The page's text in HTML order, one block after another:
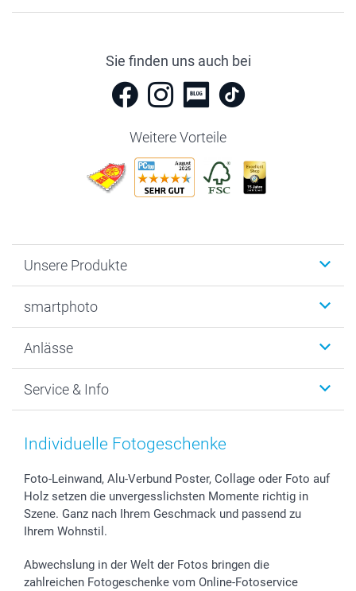
Sie finden uns auch bei
Weitere Vorteile
Unsere Produkte
Fotogeschenke
MyNameBook
Fotoabzüge, Fotos als Buch & Poster
Zubehör & Material
Foto-Kalender & Agenden
Sticker & Etiketten
Geschenk-Gutscheine (PDF)
smartphoto
Warum smartphoto
Datenschutz
AGB
Presse
Partnerprogramme
Investor Relations
B2B smartbusiness
Widerrufsrecht
Anlässe
Neujahr
Muttertag
Kommunion & Konfirmation
Hochzeit
Geburtstag
Geburt
Zu allen Anlässen
Service & Info
Preise und Versandkosten
48h Lieferung
Zahlungsmöglichkeiten
Anmelden /Registrieren
Sitemap
Status der Bestellung
smartfriends
Individuelle Fotogeschenke
Foto-Leinwand, Alu-Verbund Poster, Collage oder Foto auf
Holz setzen die unvergesslichsten Momente richtig in
Szene. Ganz nach Ihrem Geschmack und passend zu
Ihrem Wohnstil.
Abwechslung in der Welt der Fotos bringen die
zahlreichen Fotogeschenke vom Online-Fotoservice